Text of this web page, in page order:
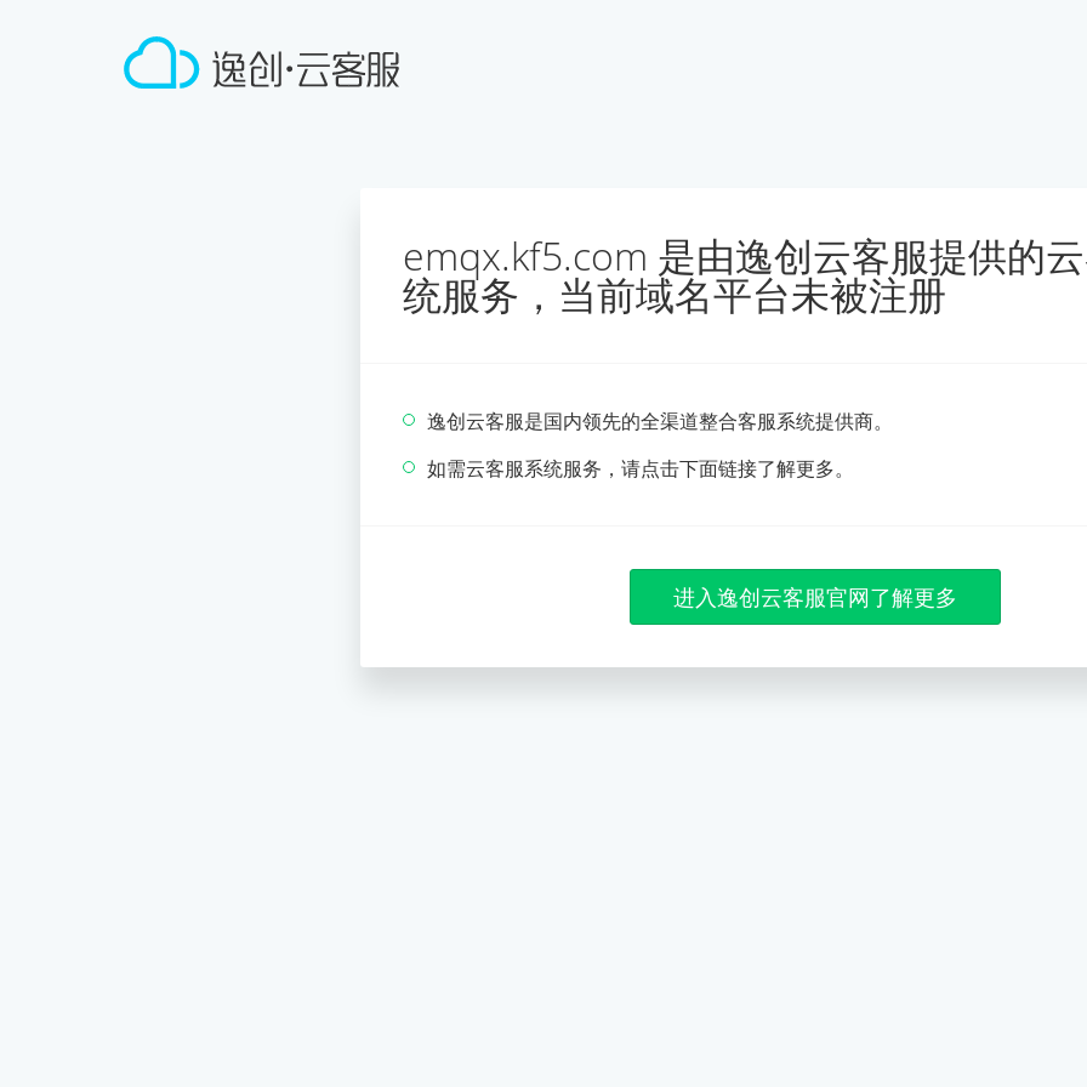
emqx.kf5.com 是由逸创云客服提供的
统服务，当前域名平台未被注册
逸创云客服是国内领先的全渠道整合客服系统提供商。
如需云客服系统服务，请点击下面链接了解更多。
进入逸创云客服官网了解更多